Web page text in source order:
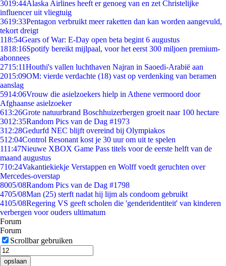
3019:44Alaska Airlines heeft er genoeg van en zet Christelijke
influencer uit vliegtuig
3619:33Pentagon verbruikt meer raketten dan kan worden aangevuld,
tekort dreigt
118:54Gears of War: E-Day open beta begint 6 augustus
1818:16Spotify bereikt mijlpaal, voor het eerst 300 miljoen premium-
abonnees
2715:11Houthi's vallen luchthaven Najran in Saoedi-Arabië aan
2015:09OM: vierde verdachte (18) vast op verdenking van beramen
aanslag
5914:06Vrouw die asielzoekers hielp in Athene vermoord door
Afghaanse asielzoeker
613:26Grote natuurbrand Boschhuizerbergen groeit naar 100 hectare
3012:35Random Pics van de Dag #1973
312:28Gedurfd NEC blijft overeind bij Olympiakos
512:04Control Resonant kost je 30 uur om uit te spelen
111:47Nieuwe XBOX Game Pass titels voor de eerste helft van de
maand augustus
710:24Vakantiekiekje Verstappen en Wolff voedt geruchten over
Mercedes-overstap
8005/08Random Pics van de Dag #1798
4705/08Man (25) sterft nadat hij lijm als condoom gebruikt
4105/08Regering VS geeft scholen die 'genderidentiteit' van kinderen
verbergen voor ouders ultimatum
Forum
Forum
Scrollbar gebruiken
opslaan